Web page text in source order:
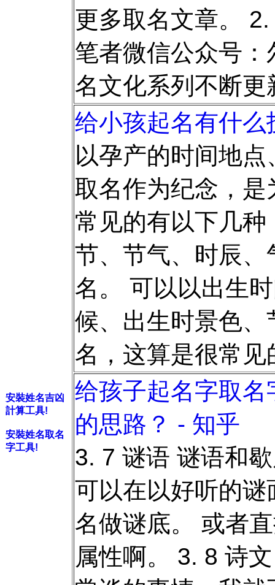
安裝姓名吉凶
計算工具!
安裝姓名取名
字工具!
更多取名文章。
笔者微信公众号
名文化系列不断
给小孩起名有什么
以孕产的时间地
取名作为纪念，
常见的有以下几
节、节气、时辰
名。 可以以出生
候、出生时景色
名，这算是很常
给孩子起名字取
的思路？ - 知乎
3. 7 谜语 谜语和
可以在以好听的
名做谜底。 或者
属性啊。 3. 8 诗